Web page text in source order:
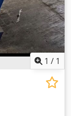
1 / 1